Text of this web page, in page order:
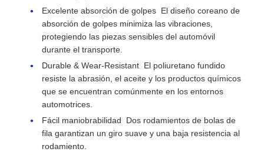
Excelente absorción de golpes ️ El diseño coreano de
absorción de golpes minimiza las vibraciones,
protegiendo las piezas sensibles del automóvil
durante el transporte.
Durable & Wear-Resistant ️ El poliuretano fundido
resiste la abrasión, el aceite y los productos químicos
que se encuentran comúnmente en los entornos
automotrices.
Fácil maniobrabilidad ️ Dos rodamientos de bolas de
fila garantizan un giro suave y una baja resistencia al
rodamiento.